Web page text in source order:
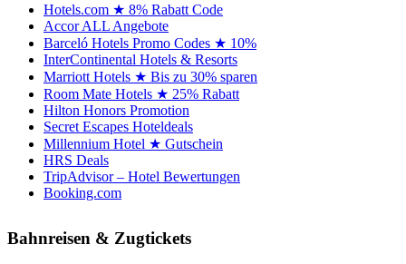
Hotels.com ★ 8% Rabatt Code
Accor ALL Angebote
Barceló Hotels Promo Codes ★ 10%
InterContinental Hotels & Resorts
Marriott Hotels ★ Bis zu 30% sparen
Room Mate Hotels ★ 25% Rabatt
Hilton Honors Promotion
Secret Escapes Hoteldeals
Millennium Hotel ★ Gutschein
HRS Deals
TripAdvisor – Hotel Bewertungen
Booking.com
Bahnreisen & Zugtickets